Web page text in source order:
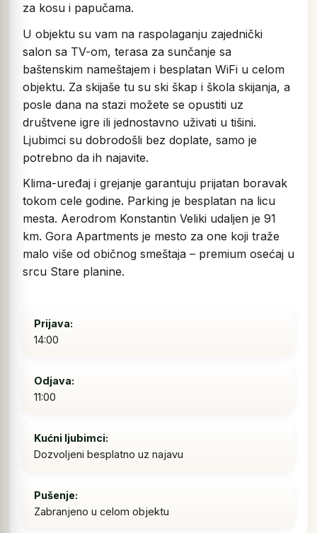
za kosu i papučama.
U objektu su vam na raspolaganju zajednički
salon sa TV-om, terasa za sunčanje sa
baštenskim nameštajem i besplatan WiFi u celom
objektu. Za skijaše tu su ski škap i škola skijanja, a
posle dana na stazi možete se opustiti uz
društvene igre ili jednostavno uživati u tišini.
Ljubimci su dobrodošli bez doplate, samo je
potrebno da ih najavite.
Klima-uređaj i grejanje garantuju prijatan boravak
tokom cele godine. Parking je besplatan na licu
mesta. Aerodrom Konstantin Veliki udaljen je 91
km. Gora Apartments je mesto za one koji traže
malo više od običnog smeštaja – premium osećaj u
srcu Stare planine.
Prijava:
14:00
Odjava:
11:00
Kućni ljubimci:
Dozvoljeni besplatno uz najavu
Pušenje:
Zabranjeno u celom objektu